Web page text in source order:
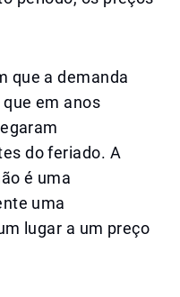
que a demanda
em anos
do feriado. A
é uma
uma
lugar a um preço